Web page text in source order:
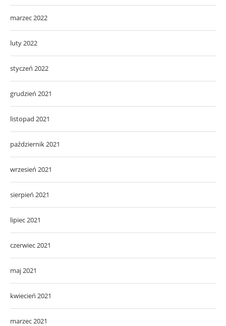
marzec 2022
luty 2022
styczeń 2022
grudzień 2021
listopad 2021
październik 2021
wrzesień 2021
sierpień 2021
lipiec 2021
czerwiec 2021
maj 2021
kwiecień 2021
marzec 2021